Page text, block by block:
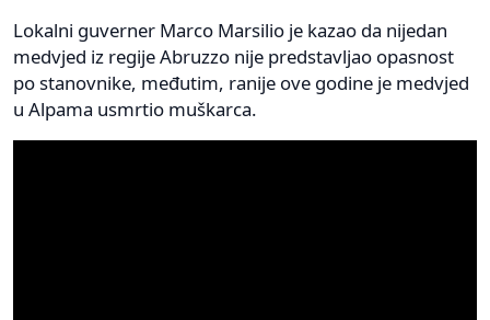
Lokalni guverner Marco Marsilio je kazao da nijedan
medvjed iz regije Abruzzo nije predstavljao opasnost
po stanovnike, međutim, ranije ove godine je medvjed
u Alpama usmrtio muškarca.